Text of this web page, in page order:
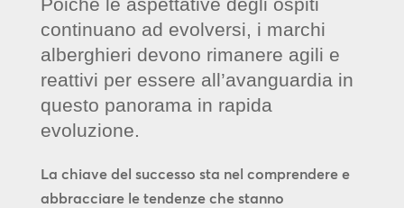
continuano ad evolversi, i marchi
alberghieri devono rimanere agili e
reattivi per essere all’avanguardia in
questo panorama in rapida
evoluzione.
La chiave del successo sta nel comprendere e
abbracciare le tendenze che stanno